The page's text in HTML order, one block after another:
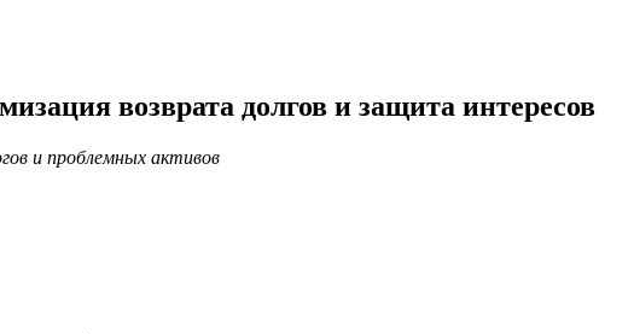
возврата долгов и защита интересов
и проблемных активов